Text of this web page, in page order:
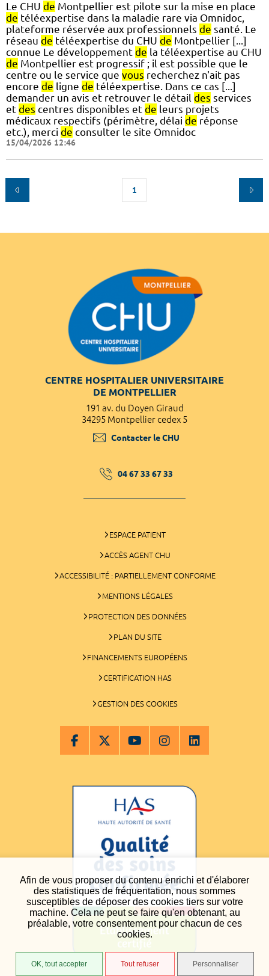
Afin de vous proposer du contenu enrichi et d'élaborer
des statistiques de fréquentation, nous sommes
susceptibles de déposer des cookies tiers sur votre
machine. Cela ne peut se faire qu'en obtenant, au
préalable, votre consentement pour chacun de ces
cookies.
OK, tout accepter Tout refuser Personnaliser
Le CHU de Montpellier est pilote sur la mise en place
de téléexpertise dans la maladie rare via Omnidoc,
plateforme réservée aux professionnels de santé. Le
réseau de téléexpertise du CHU de Montpellier [...]
connue Le développement de la téléexpertise au CHU
de Montpellier est progressif ; il est possible que le
centre ou le service que vous recherchez n'ait pas
encore de ligne de téléexpertise. Dans ce cas [...]
demander un avis et retrouver le détail des services
et des centres disponibles et de leurs projets
médicaux respectifs (périmètre, délai de réponse
etc.), merci de consulter le site Omnidoc
15/04/2026 12:46
1
CENTRE HOSPITALIER UNIVERSITAIRE
DE MONTPELLIER
191 av. du Doyen Giraud
34295 Montpellier cedex 5
Contacter le CHU
04 67 33 67 33
ESPACE PATIENT
ACCÈS AGENT CHU
ACCESSIBILITÉ : PARTIELLEMENT CONFORME
MENTIONS LÉGALES
PROTECTION DES DONNÉES
PLAN DU SITE
FINANCEMENTS EUROPÉENS
CERTIFICATION HAS
GESTION DES COOKIES